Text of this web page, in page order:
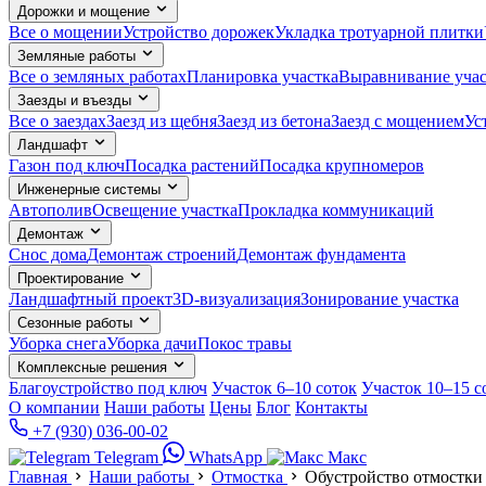
Дорожки и мощение
Все о мощенииУстройство дорожекУкладка тротуарной плитки
Земляные работы
Все о земляных работахПланировка участкаВыравнивание
Заезды и въезды
Все о заездахЗаезд из щебняЗаезд из бетонаЗаезд с мощением
Ландшафт
Газон под ключПосадка растенийПосадка крупномеров
Инженерные системы
АвтополивОсвещение участкаПрокладка коммуникаций
Демонтаж
Снос домаДемонтаж строенийДемонтаж фундамента
Проектирование
Ландшафтный проект3D-визуализацияЗонирование участка
Сезонные работы
Уборка снегаУборка дачиПокос травы
Комплексные решения
Благоустройство под ключ Участок 6–10 соток Участок 10–15
О компании Наши работы Цены Блог Контакты
+7 (930) 036-00-02
Telegram
WhatsApp
Макс
Главная
Наши работы Отмостка Обустройство